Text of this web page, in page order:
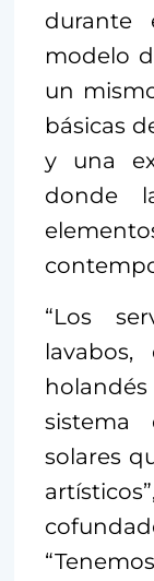
durante
modelo
un
básicas
y una
donde
“Los
sistema
solares